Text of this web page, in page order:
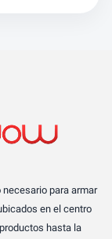
para armar
en el centro
hasta la